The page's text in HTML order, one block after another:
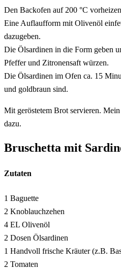
Den Backofen auf 200 °C
Eine Auflaufform mit Olivenöl
dazugeben.
Die Ölsardinen in die Form geben
Pfeffer und Zitronensaft würzen.
Die Ölsardinen im Ofen ca. 15
und goldbraun sind.
Mit geröstetem Brot servieren. Mein
dazu.
Bruschetta mit
Zutaten
1 Baguette
2 Knoblauchzehen
4 EL Olivenöl
2 Dosen Ölsardinen
1 Handvoll frische Kräuter (z.B.
2 Tomaten